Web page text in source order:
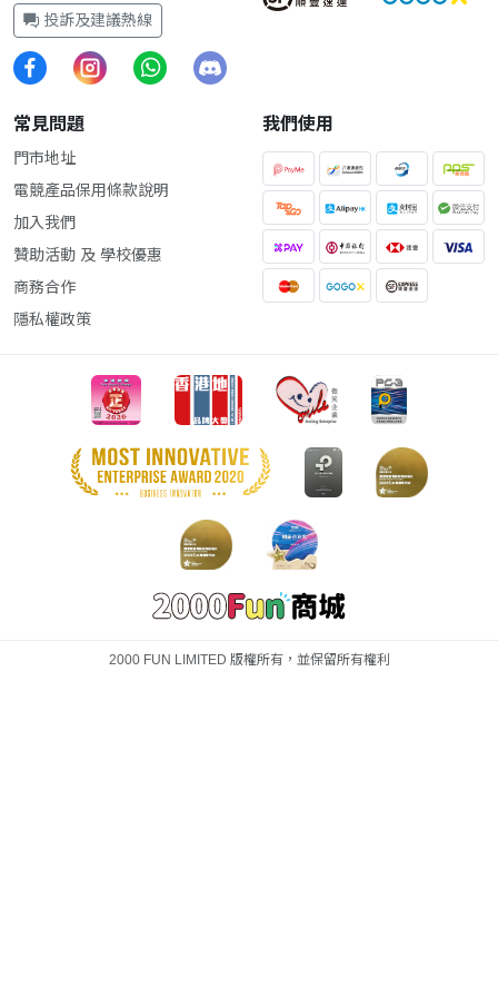
投訴及建議熱線
常見問題
門市地址
電競產品保用條款說明
加入我們
贊助活動 及 學校優惠
商務合作
隱私權政策
我們使用
2000 FUN LIMITED 版權所有，並保留所有權利